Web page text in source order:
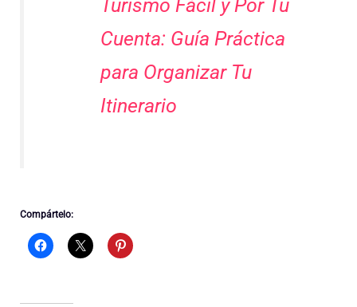
Turismo Fácil y Por Tu
Cuenta: Guía Práctica
para Organizar Tu
Itinerario
Compártelo: